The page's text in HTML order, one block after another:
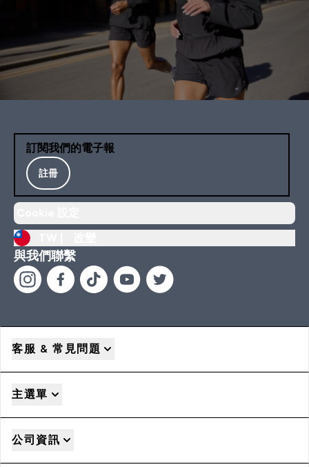
訂閱我們的電子報
註冊
與我們聯繫
客服 & 常見問題
主選單
公司資訊